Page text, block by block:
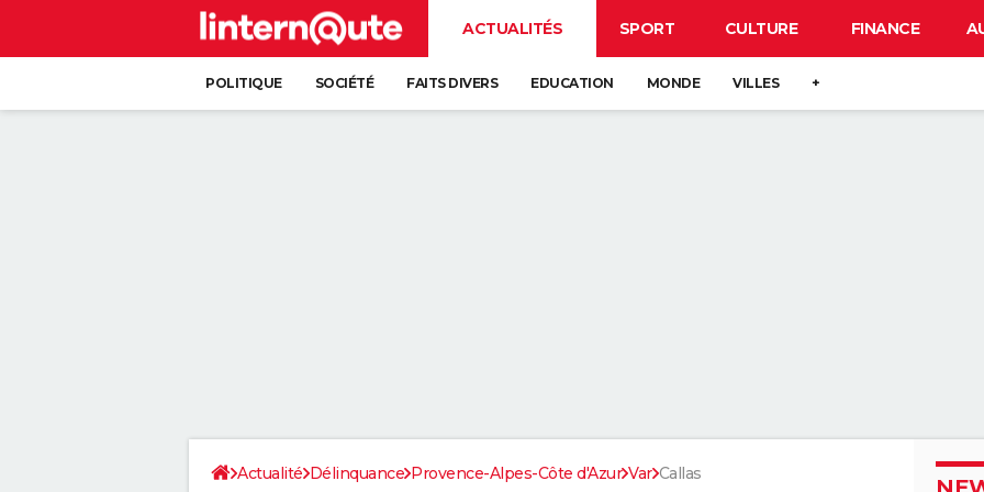
ACTUALITÉS SPORT CULTURE FINANCE
POLITIQUE SOCIÉTÉ FAITS DIVERS EDUCATION MONDE VILLES +
Actualité Délinquance Provence-Alpes-Côte d'Azur Var Callas